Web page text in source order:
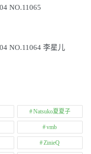
NO.11065
NO.11064 李星儿
Natsuko夏夏子
vmb
ZinieQ